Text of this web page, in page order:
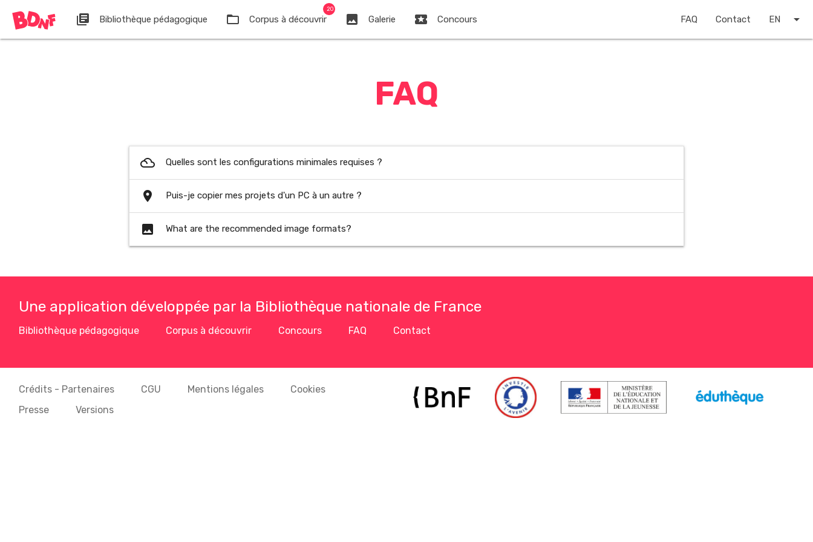
library_books Bibliothèque pédagogique folder_open Corpus à découvrir
20
image Galerie local_play Concours FAQ Contact EN arrow_drop_down
FAQ
filter_drama Quelles sont les configurations minimales requises ?
place Puis-je copier mes projets d'un PC à un autre ?
photo What are the recommended image formats?
Une application développée par la Bibliothèque nationale de France
Bibliothèque pédagogique Corpus à découvrir Concours FAQ Contact
Crédits - Partenaires CGU Mentions légales
Cookies
Presse
Versions